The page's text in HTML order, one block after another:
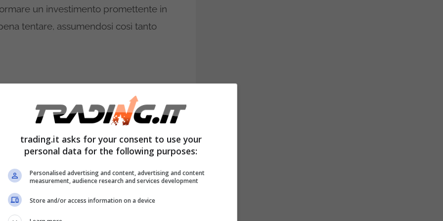
un investimento promettente in
tentare, assumendosi così tanto
in valuta
trading.it asks for your consent to use your
personal data for the following purposes:
Personalised advertising and content, advertising and content
measurement, audience research and services development
Store and/or access information on a device